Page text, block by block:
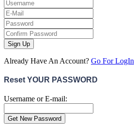
Sign Up
Already Have An Account? Go For LogIn
Reset YOUR PASSWORD
Username or E-mail: